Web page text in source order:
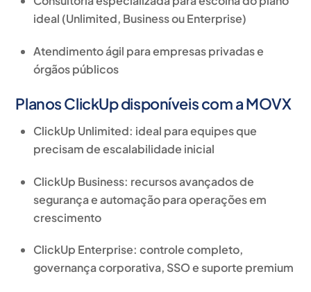
ideal (Unlimited, Business ou Enterprise)
Atendimento ágil para empresas privadas e
órgãos públicos
Planos ClickUp disponíveis com a MOVX
ClickUp Unlimited: ideal para equipes que
precisam de escalabilidade inicial
ClickUp Business: recursos avançados de
segurança e automação para operações em
crescimento
ClickUp Enterprise: controle completo,
governança corporativa, SSO e suporte premium